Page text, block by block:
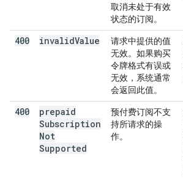
取消未处于有效
状态的订阅。
400 invalidValue
请求中提供的值
无效。如果购买
令牌格式有误或
无效，系统通常
会返回此值。
400
prepaid
Subscription
Not
Supported
预付费订阅不支
持所请求的操
作。